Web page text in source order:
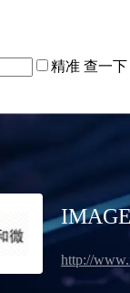
精准 查一下
http://